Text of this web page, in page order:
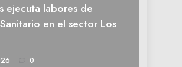
ejecuta labores de
en el sector Los
0